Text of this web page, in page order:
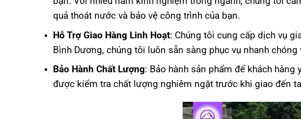
quả thoát nước và bảo vệ công trình của bạn.
Hỗ Trợ Giao Hàng Linh Hoạt: Chúng tôi cung cấp dịch vụ
Bình Dương, chúng tôi luôn sẵn sàng phục vụ nhanh chóng
Bảo Hành Chất Lượng: Bảo hành sản phẩm để khách
được kiểm tra chất lượng nghiêm ngặt trước khi giao đến